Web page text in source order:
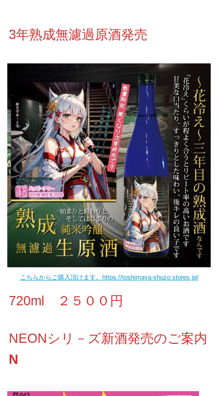
3年熟成無濾過原酒発売
こちらからご購入頂けます。https://toshimaya-shuzo.stores.jp/
720ml ２５００円
NEONシリ－ズ新酒発売のご案内
N